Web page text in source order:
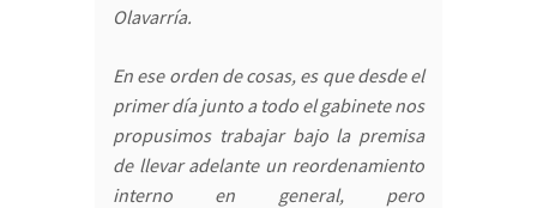
Olavarría.
En ese orden de cosas, es que desde el
primer día junto a todo el gabinete nos
propusimos trabajar bajo la premisa
de llevar adelante un reordenamiento
interno en general, pero